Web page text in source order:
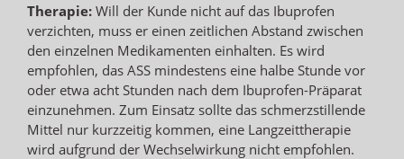
Therapie: Will der Kunde nicht auf das Ibuprofen
verzichten, muss er einen zeitlichen Abstand zwischen
den einzelnen Medikamenten einhalten. Es wird
empfohlen, das ASS mindestens eine halbe Stunde vor
oder etwa acht Stunden nach dem Ibuprofen-Präparat
einzunehmen. Zum Einsatz sollte das schmerzstillende
Mittel nur kurzzeitig kommen, eine Langzeittherapie
wird aufgrund der Wechselwirkung nicht empfohlen.